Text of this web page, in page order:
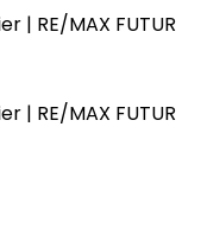
| RE/MAX FUTUR
| RE/MAX FUTUR